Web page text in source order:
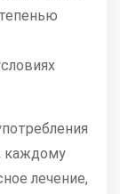
каждому
лечение,